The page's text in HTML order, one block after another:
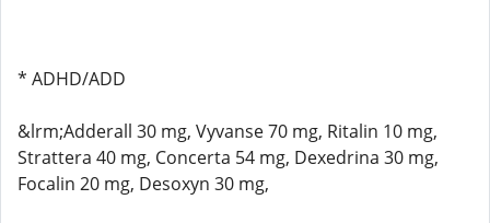
* ADHD/ADD
&lrm;Adderall 30 mg, Vyvanse 70 mg, Ritalin 10 mg,
Strattera 40 mg, Concerta 54 mg, Dexedrina 30 mg,
Focalin 20 mg, Desoxyn 30 mg,